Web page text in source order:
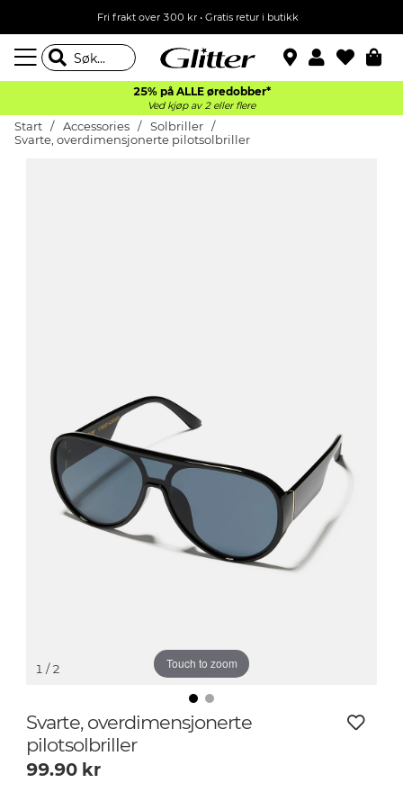
Fri frakt over 300 kr • Gratis retur i butikk
25% på ALLE øredobber*
Ved kjøp av 2 eller flere
Start Accessories
Solbriller
Svarte, overdimensjonerte pilotsolbriller
Touch to zoom
1 / 2
Svarte, overdimensjonerte
pilotsolbriller
99.90 kr